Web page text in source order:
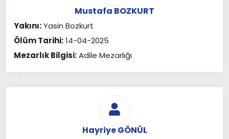
Mustafa BOZKURT
Yakını:Yasin Bozkurt
Ölüm Tarihi:14-04-2025
Mezarlık Bilgisi:Adile Mezarlığı
Hayriye GÖNÜL